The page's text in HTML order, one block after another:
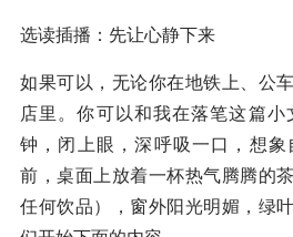
选读插播：先让心静下来
如果可以，无论你在地铁上、公
店里。你可以和我在落笔这篇
钟，闭上眼，深呼吸一口，想
前，桌面上放着一杯热气腾腾的
任何饮品），窗外阳光明媚，绿